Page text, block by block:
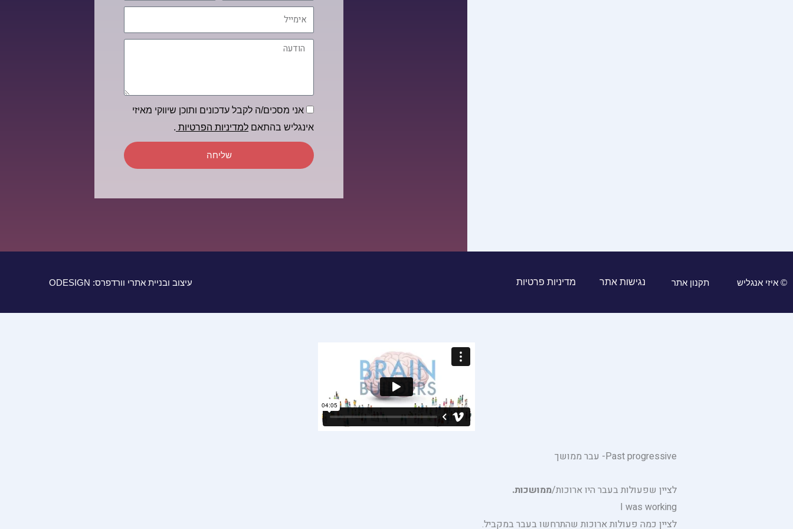
הודעה
הסכמה
אני מסכים/ה לקבל עדכונים ותוכן שיווקי מאיזי
אינגליש בהתאם למדיניות הפרטיות .
שליחה
© איזי אנגליש תקנון אתר נגישות אתר מדיניות פרטיות עיצוב ובניית אתרי וורדפרס: ODESIGN
Past progressive- עבר ממושך
לציין שפעולות בעבר היו ארוכות/ממושכות.
I was working
לציין כמה פעולות ארוכות שהתרחשו בעבר במקביל.